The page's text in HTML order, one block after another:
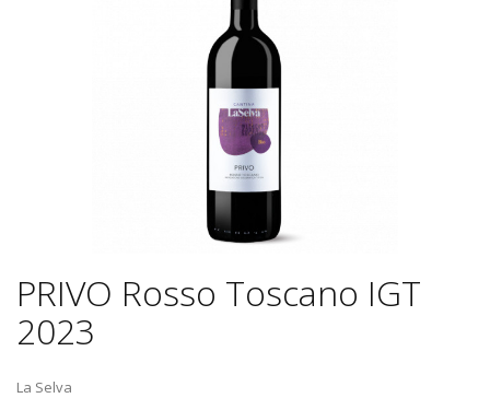
PRIVO Rosso Toscano IGT
2023
La Selva